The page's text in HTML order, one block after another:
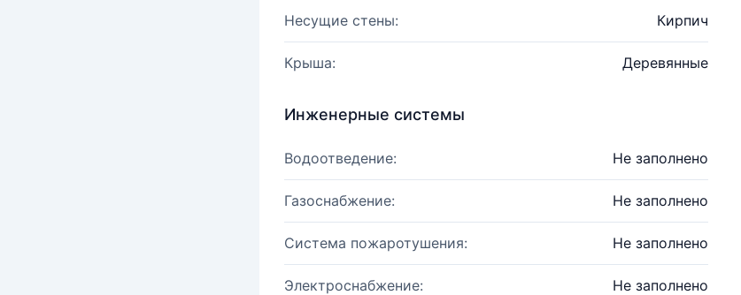
Несущие стены: Кирпич
Крыша: Деревянные
Инженерные системы
Водоотведение: Не заполнено
Газоснабжение: Не заполнено
Система пожаротушения: Не заполнено
Электроснабжение: Не заполнено